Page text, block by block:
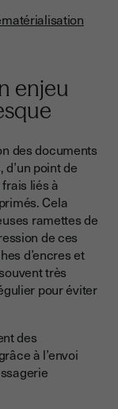
enjeu
des documents
point de
liés à
Cela
ramettes de
de ces
d’encres et
très
pour éviter
des
à l’envoi